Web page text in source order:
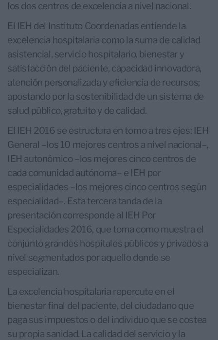
los dos centros de excelencia a nivel nacional.
El IEH del Instituto Coordenadas entiende la
excelencia hospitalaria como la suma de calidad
asistencial, servicio hospitalario, bienestar y
satisfacción del paciente, capacidad innovadora,
atención personalizada y eficiencia de recursos;
apostando por la sostenibilidad de un sistema de
salud público, gratuito y de calidad.
El IEH 2016 se estructura en torno a tres ejes: IEH
General –los 10 mejores centros a nivel nacional–,
IEH autonómico –los mejores cinco centros de
cada comunidad autónoma– e IEH por
especialidades –los mejores cinco centros según
especialidad–. Esta tercera tanda de la
presentación corresponde al IEH Por
Especialidades 2016, que toma como muestra el
conjunto grandes hospitales públicos y privados a
nivel segmentados por aquello donde se
especializan.
La excelencia hospitalaria repercute en el
bienestar final del paciente, del ciudadano que
paga sus impuestos o del individuo que se costea
su propia sanidad. La calidad del servicio y la